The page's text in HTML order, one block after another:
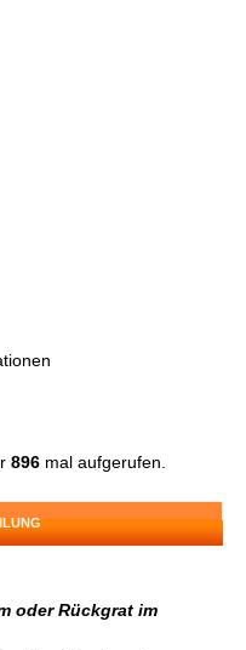
896 mal aufgerufen.
oder Rückgrat im